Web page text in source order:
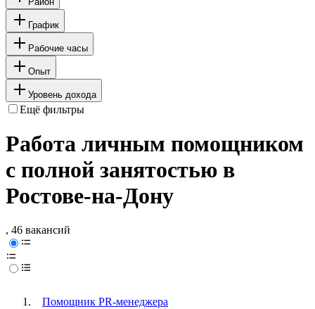
График
Рабочие часы
Опыт
Уровень дохода
Ещё фильтры
Работа личным помощником
с полной занятостью в
Ростове-на-Дону
, 46 вакансий
Помощник PR-менеджера